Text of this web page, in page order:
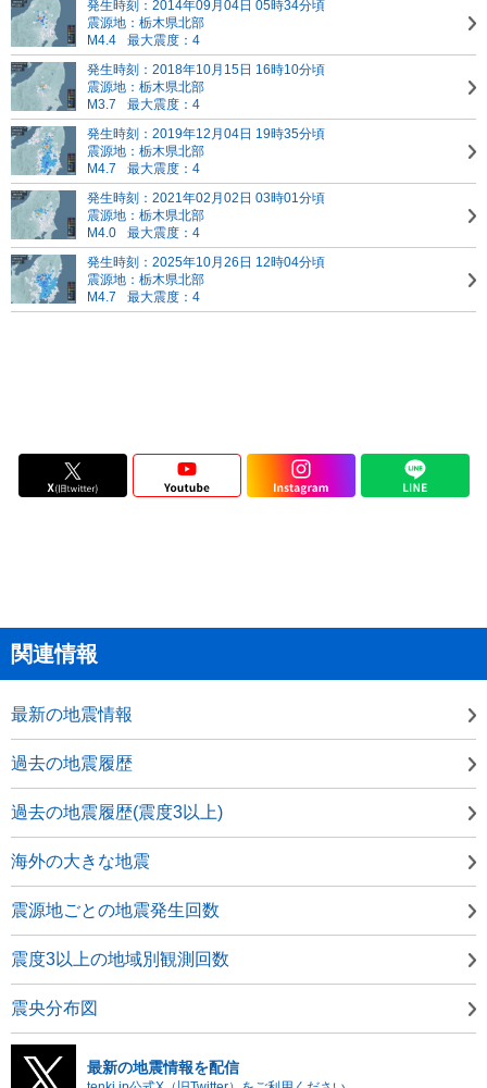
発生時刻：2014年09月04日 05時34分頃
震源地：栃木県北部
M4.4
最大震度：4
発生時刻：2018年10月15日 16時10分頃
震源地：栃木県北部
M3.7
最大震度：4
発生時刻：2019年12月04日 19時35分頃
震源地：栃木県北部
M4.7
最大震度：4
発生時刻：2021年02月02日 03時01分頃
震源地：栃木県北部
M4.0
最大震度：4
発生時刻：2025年10月26日 12時04分頃
震源地：栃木県北部
M4.7
最大震度：4
関連情報
最新の地震情報
過去の地震履歴
過去の地震履歴(震度3以上)
海外の大きな地震
震源地ごとの地震発生回数
震度3以上の地域別観測回数
震央分布図
最新の地震情報を配信